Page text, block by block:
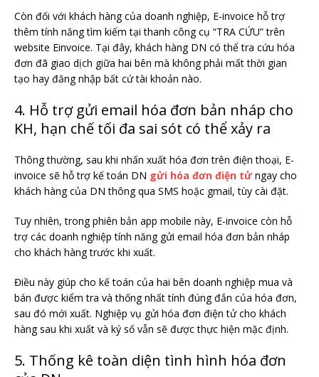
Còn đối với khách hàng của doanh nghiệp, E-invoice hỗ trợ
thêm tính năng tìm kiếm tại thanh công cụ “TRA CỨU” trên
website Einvoice. Tại đây, khách hàng DN có thể tra cứu hóa
đơn đã giao dịch giữa hai bên mà không phải mất thời gian
tạo hay đăng nhập bất cứ tài khoản nào.
4. Hỗ trợ gửi email hóa đơn bản nháp cho
KH, hạn chế tối đa sai sót có thể xảy ra
Thông thường, sau khi nhấn xuất hóa đơn trên điện thoại, E-
invoice sẽ hỗ trợ kế toán DN gửi hóa đơn điện tửngay cho
khách hàng của DN thông qua SMS hoặc gmail, tùy cài đặt.
Tuy nhiên, trong phiên bản app mobile này, E-invoice còn hỗ
trợ các doanh nghiệp tính năng gửi email hóa đơn bản nháp
cho khách hàng trước khi xuất.
Điều này giúp cho kế toán của hai bên doanh nghiệp mua và
bán được kiểm tra và thống nhất tính đúng đắn của hóa đơn,
sau đó mới xuất. Nghiệp vụ gửi hóa đơn điện tử cho khách
hàng sau khi xuất và ký số vẫn sẽ được thực hiện mặc định.
5. Thống kê toàn diện tình hình hóa đơn